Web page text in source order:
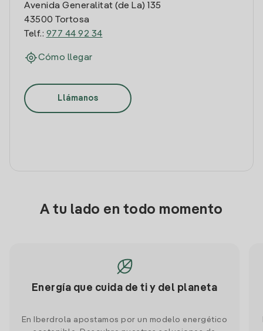
Avenida Generalitat (de La) 135
43500 Tortosa
Telf.: 977 44 92 34
Cómo llegar
Llámanos
A tu lado en todo momento
Energía que cuida de ti y del planeta
En Iberdrola apostamos por un modelo energético